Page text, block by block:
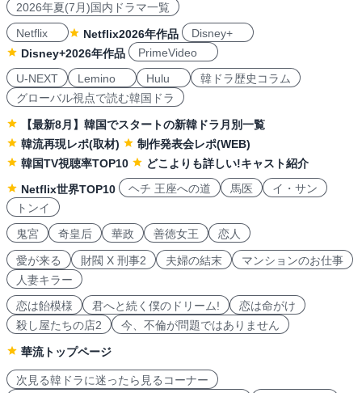
2026年夏(7月)国内ドラマ一覧
Netflix
Netflix2026年作品
Disney+
Disney+2026年作品
PrimeVideo
U-NEXT
Lemino Hulu
韓ドラ歴史コラム
グローバル視点で読む韓国ドラ
【最新8月】韓国でスタートの新韓ドラ月別一覧
韓流再現レポ(取材)
制作発表会レポ(WEB)
韓国TV視聴率TOP10
どこよりも詳しい!キャスト紹介
Netflix世界TOP10
ヘチ 王座への道 馬医
イ・サン
トンイ
鬼宮
奇皇后 華政 善徳女王 恋人
愛が来る 財閥 X 刑事2 夫婦の結末
マンションのお仕事
人妻キラー
恋は飴模様
君へと続く僕のドリーム!
恋は命がけ
殺し屋たちの店2
今、不倫が問題ではありません
華流トップページ
次見る韓ドラに迷ったら見るコーナー